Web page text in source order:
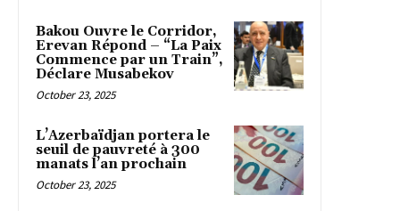
Bakou Ouvre le Corridor,
Erevan Répond – “La Paix
Commence par un Train”,
Déclare Musabekov
October 23, 2025
L’Azerbaïdjan portera le
seuil de pauvreté à 300
manats l’an prochain
October 23, 2025